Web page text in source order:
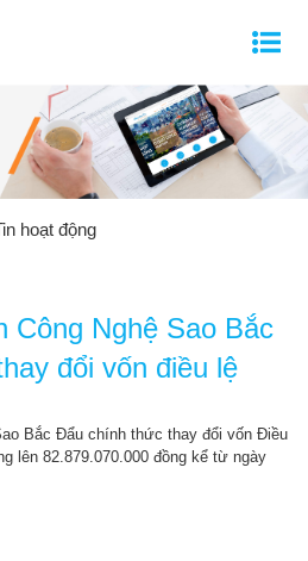
hoạt động
Công Nghệ Sao Bắc
đổi vốn điều lệ
Bắc Đẩu chính thức thay đổi vốn Điều
lên 82.879.070.000 đồng kể từ ngày